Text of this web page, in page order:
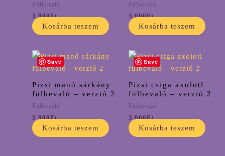
Fülbevaló
3 000Ft
Kosárba teszem
Fülbevaló
3 000Ft
Kosárba teszem
Save
Pizsi manó sárkány
fülbevaló – verzió 2
Fülbevaló
3 000Ft
Kosárba teszem
Save
Pizsi csiga axolotl
fülbevaló – verzió 2
Fülbevaló
3 000Ft
Kosárba teszem